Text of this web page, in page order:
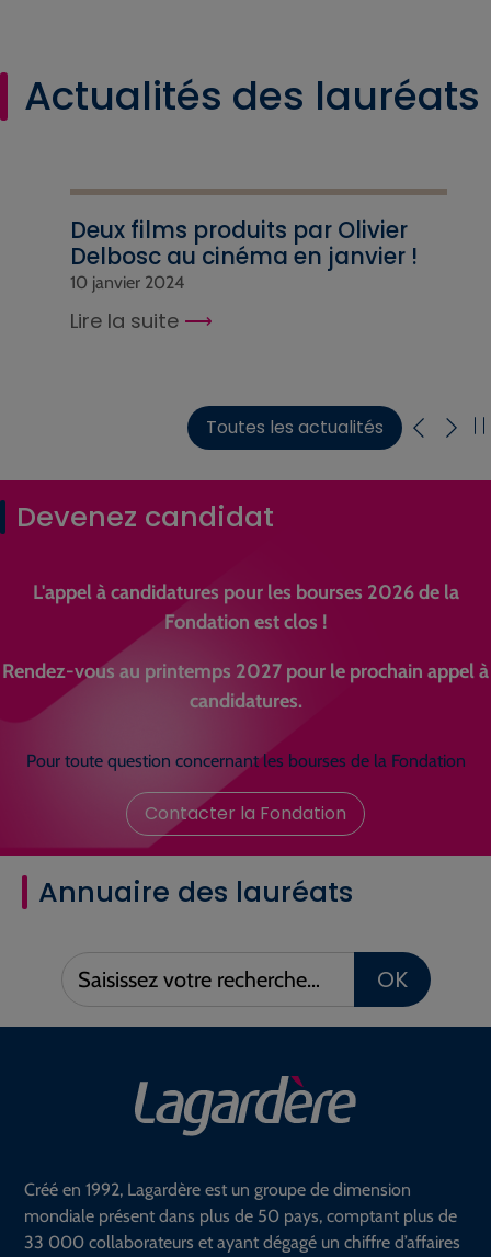
Actualités des lauréats
Deux films produits par Olivier
Delbosc au cinéma en janvier !
10 janvier 2024
Lire la suite
Toutes les actualités
Devenez candidat
L'appel à candidatures pour les bourses 2026 de la
Fondation est clos !
Rendez-vous au printemps 2027 pour le prochain appel à
candidatures.
Pour toute question concernant les bourses de la Fondation
Contacter la Fondation
Annuaire des lauréats
Saisissez
votre
OK
Créé en 1992, Lagardère est un groupe de dimension
mondiale présent dans plus de 50 pays, comptant plus de
33 000 collaborateurs et ayant dégagé un chiffre d’affaires